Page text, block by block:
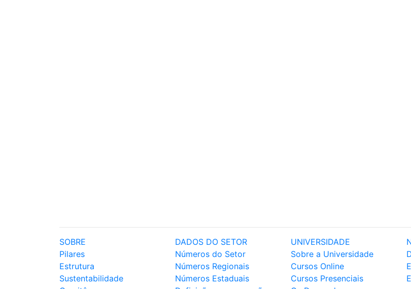
SOBRE
Pilares
Estrutura
Sustentabilidade
DADOS DO SETOR
Números do Setor
Números Regionais
Números Estaduais
UNIVERSIDADE
Sobre a Universidade
Cursos Online
Cursos Presenciais